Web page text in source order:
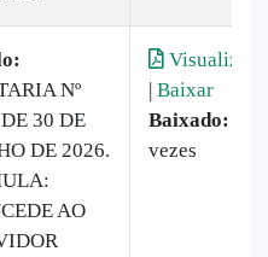
Nº
30 DE
DE 2026.
AO
Visualizar
| Baixar
Baixado:
vezes